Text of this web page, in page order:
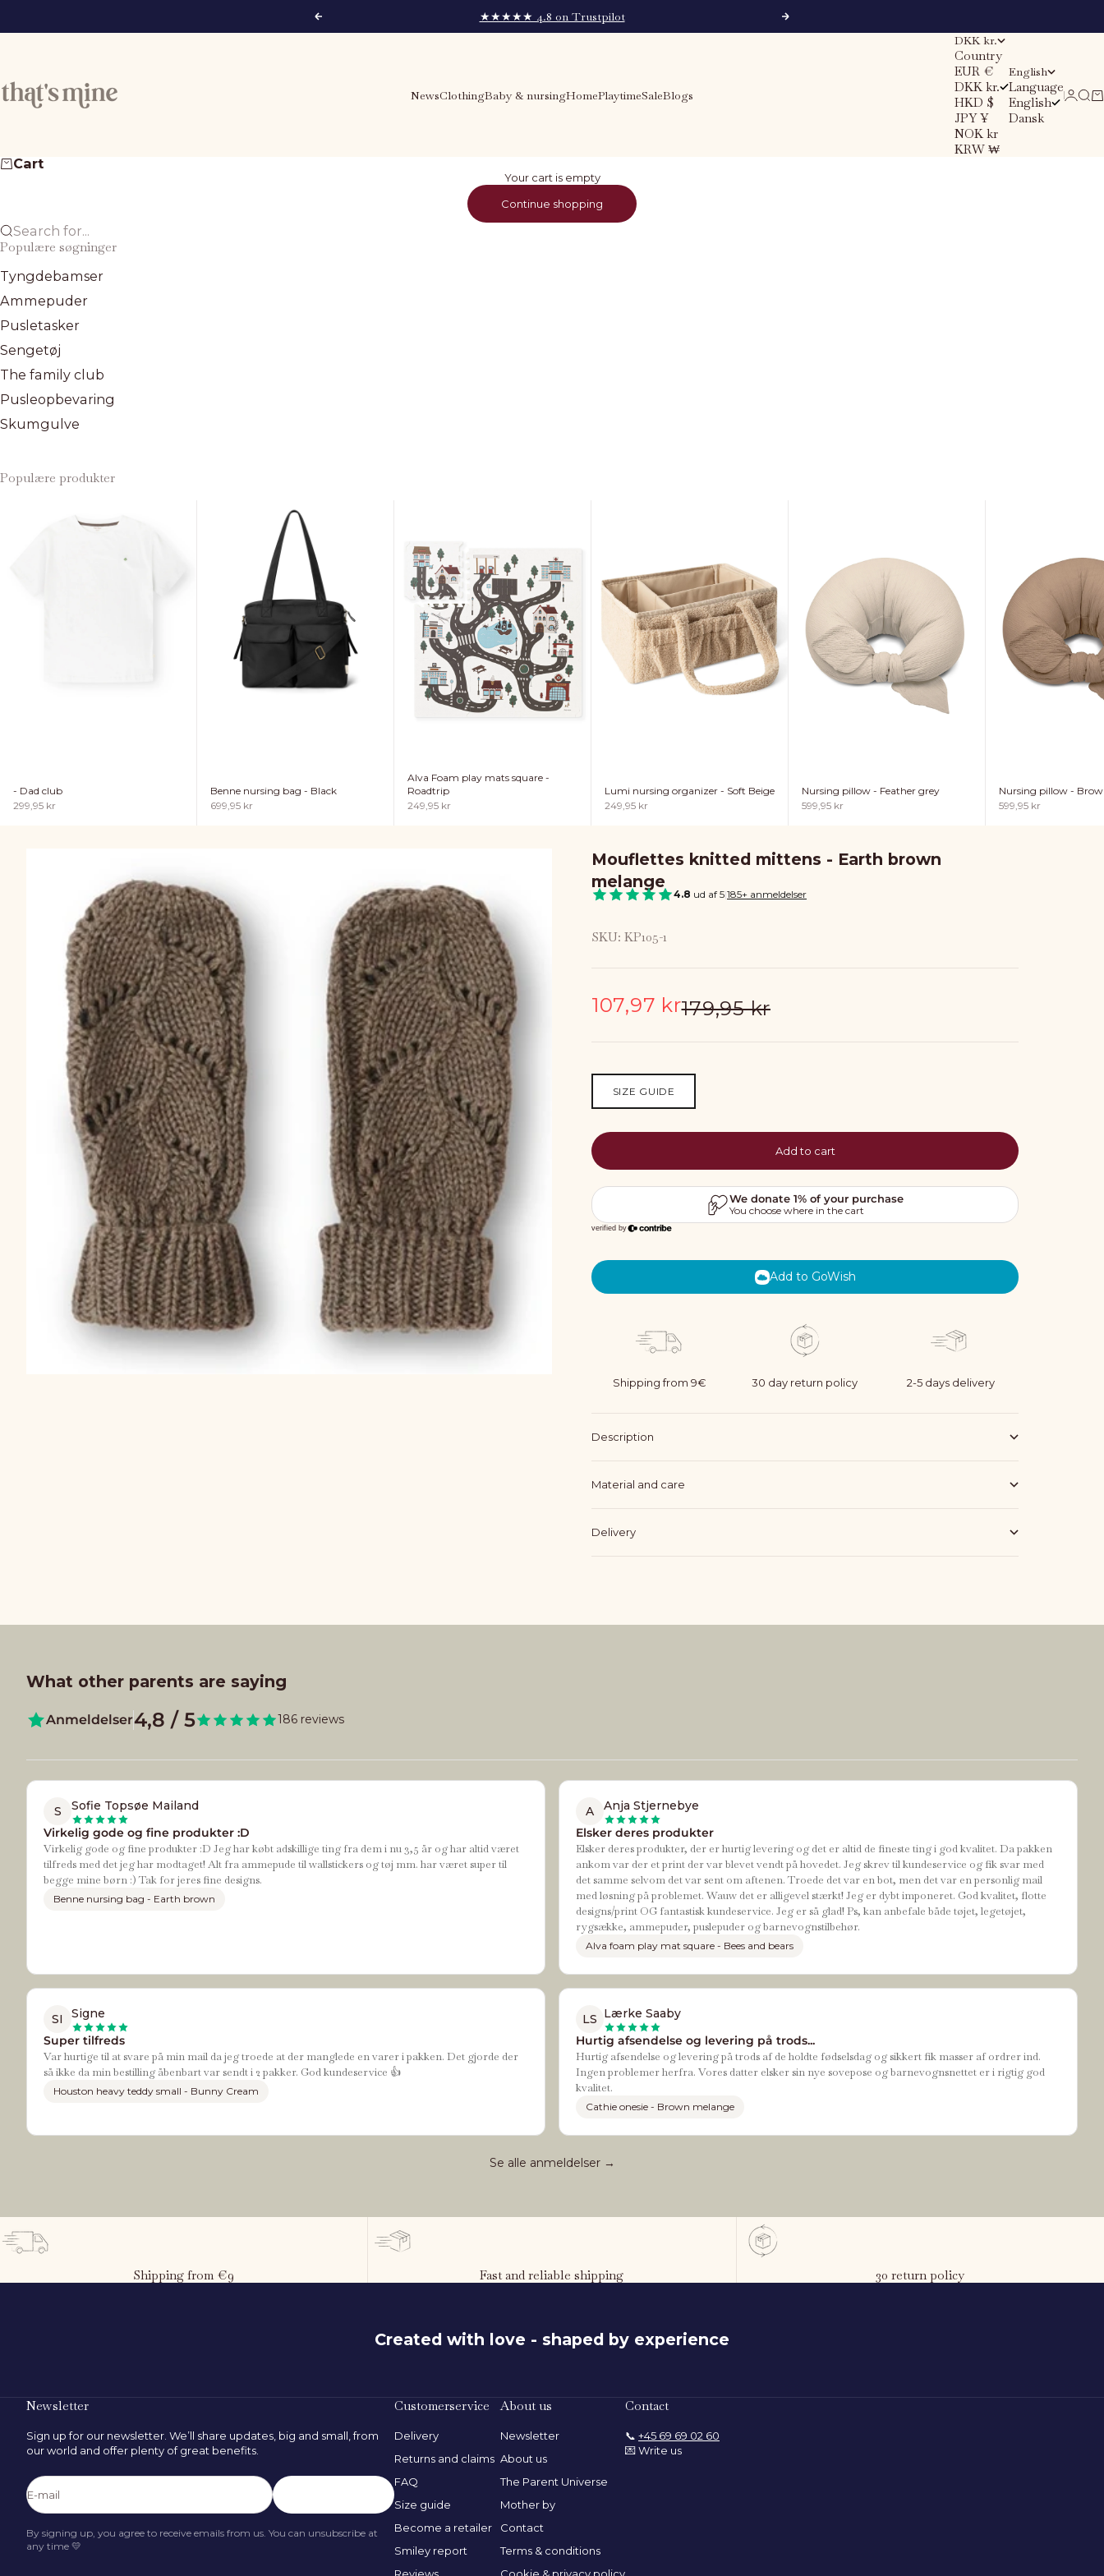
Previous
★★★★★ 4.8 on Trustpilot Next
That's Mine
NewsClothingBaby & nursingHomePlaytimeSaleBlogs
DKK kr.
Country
EUR €
DKK kr.
HKD $
JPY ¥
NOK kr
KRW ₩
English
Language
English
Dansk
Login
Cart
Your cart is empty
Continue shopping
Search for...
Populære søgninger
Tyngdebamser
Ammepuder
Pusletasker
Sengetøj
The family club
Pusleopbevaring
Skumgulve
Populære produkter
- Dad club
Sale price
299,95 kr
Benne nursing bag - Black
Sale price
699,95 kr
Alva Foam play mats square -
Roadtrip
Sale price
249,95 kr
Lumi nursing organizer - Soft Beige
Sale price
249,95 kr
Nursing pillow - Feather grey
Sale price
599,95 kr
Nursing pillow -
Sale price
599,95 kr
Mouflettes knitted mittens - Earth brown
melange
4.8 ud af 5|185+ anmeldelser
SKU: KP105-1
Sale price
107,97 krRegular price
179,95 kr
SIZE GUIDE
Add to cart
Add to GoWish
Shipping from 9€ 30 day return policy 2-5 days delivery
Description
Material and care
Delivery
What other parents are saying
Anmeldelser4,8 / 5 186 reviews
S
Sofie Topsøe Mailand
Virkelig gode og fine produkter :D
Virkelig gode og fine produkter :D Jeg har købt adskillige ting fra dem i nu 3,5 år og har altid været
tilfreds med det jeg har modtaget! Alt fra ammepude til wallstickers og tøj mm. har været super til
begge mine børn :) Tak for jeres fine designs.
Benne nursing bag - Earth brown
A
Anja Stjernebye
Elsker deres produkter
Elsker deres produkter, der er hurtig levering og det er altid de fineste ting i god kvalitet. Da pakken
ankom var der et print der var blevet vendt på hovedet. Jeg skrev til kundeservice og fik svar med
det samme selvom det var sent om aftenen. Troede det var en bot, men det var en personlig mail
med løsning på problemet. Wauw det er alligevel stærkt! Jeg er dybt imponeret. God kvalitet, flotte
designs/print OG fantastisk kundeservice. Jeg er så glad! Ps, kan anbefale både tøjet, legetøjet,
rygsække, ammepuder, puslepuder og barnevognstilbehør.
Alva foam play mat square - Bees and bears
SI
Signe
Super tilfreds
Var hurtige til at svare på min mail da jeg troede at der manglede en varer i pakken. Det gjorde der
så ikke da min bestilling åbenbart var sendt i 2 pakker. God kundeservice 👍
Houston heavy teddy small - Bunny Cream
LS Lærke Saaby
Hurtig afsendelse og levering på trods...
Hurtig afsendelse og levering på trods af de holdte fødselsdag og sikkert fik masser af ordrer ind.
Ingen problemer herfra. Vores datter elsker sin nye sovepose og barnevognsnettet er i rigtig god
kvalitet.
Cathie onesie - Brown melange
Se alle anmeldelser →
Shipping from €9 Fast and reliable shipping 30 return policy
Created with love - shaped by experience
Newsletter
Sign up for our newsletter. We’ll share updates, big and small, from
our world and offer plenty of great benefits.
E-mail
By signing up, you agree to receive emails from us. You can unsubscribe at
any time 💛
Customerservice
Delivery
Returns and claims
FAQ
Size guide
Become a retailer
Smiley report
About us
Newsletter
About us
The Parent Universe
Mother by
Contact
Terms & conditions
Contact
📞 +45 69 69 02 60
💌 Write us